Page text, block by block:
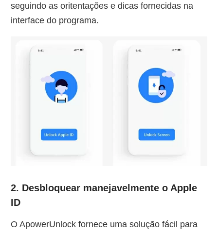
seguindo as oritentações e dicas fornecidas na
interface do programa.
2. Desbloquear manejavelmente o Apple
ID
O ApowerUnlock fornece uma solução fácil para